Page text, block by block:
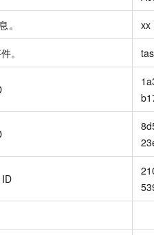
。 xx
。